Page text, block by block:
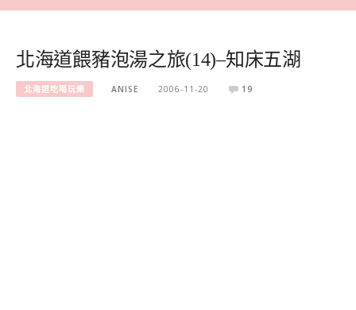
北海道餵豬泡湯之旅(14)–知床五湖
北海道吃喝玩樂 ANISE 2006-11-20 19